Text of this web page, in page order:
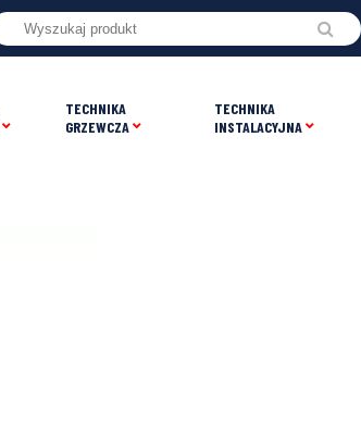
TECHNIKA
GRZEWCZA
TECHNIKA
INSTALACYJNA